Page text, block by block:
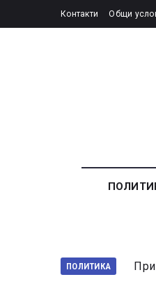
Контакти Общи
ПОЛИТИКА